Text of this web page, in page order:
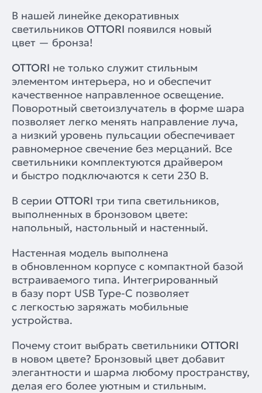
В нашей линейке декоративных
светильников OTTORI появился новый
цвет — бронза!
OTTORI не только служит стильным
элементом интерьера, но и обеспечит
качественное направленное освещение.
Поворотный светоизлучатель в форме шара
позволяет легко менять направление луча,
а низкий уровень пульсации обеспечивает
равномерное свечение без мерцаний. Все
светильники комплектуются драйвером
и быстро подключаются к сети 230 В.
В серии OTTORI три типа светильников,
выполненных в бронзовом цвете:
напольный, настольный и настенный.
Настенная модель выполнена
в обновленном корпусе с компактной базой
встраиваемого типа. Интегрированный
в базу порт USB Type-C позволяет
с легкостью заряжать мобильные
устройства.
Почему стоит выбрать светильники OTTORI
в новом цвете? Бронзовый цвет добавит
элегантности и шарма любому пространству,
делая его более уютным и стильным.